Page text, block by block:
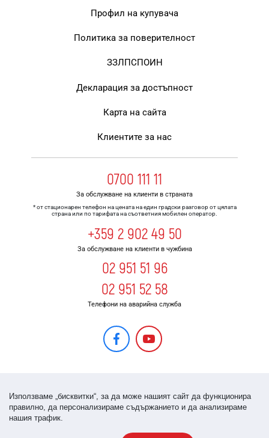
Профил на купувача
Политика за поверителност
ЗЗЛПСПОИН
Декларация за достъпност
Карта на сайта
Клиентите за нас
0700 111 11
За обслужване на клиенти в страната
* от стационарен телефон на цената на един градски разговор от цялата
страна или по тарифата на съответния мобилен оператор.
+359 2 902 49 50
За обслужване на клиенти в чужбина
02 951 51 96
02 951 52 58
Телефони на аварийна служба
Използваме „бисквитки“, за да може нашият сайт да функционира
правилно, да персонализираме съдържанието и да анализираме
нашия трафик.